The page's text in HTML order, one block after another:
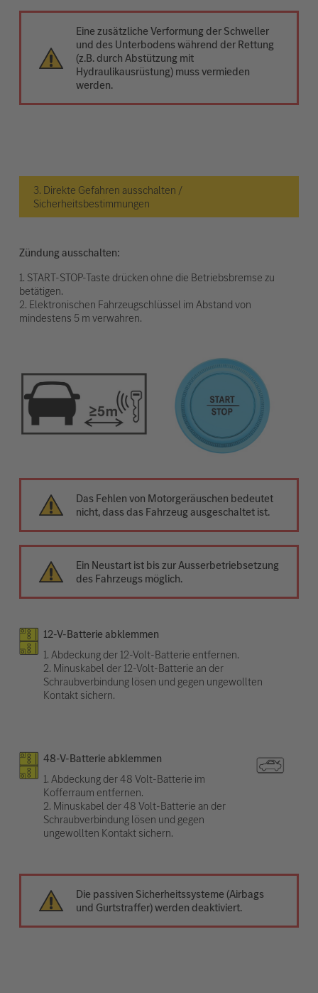
Eine zusätzliche Verformung der Schweller
und des Unterbodens während der Rettung
(z.B. durch Abstützung mit
Hydraulikausrüstung) muss vermieden
werden.
3. Direkte Gefahren ausschalten /
Sicherheitsbestimmungen
Zündung ausschalten:
1. START-STOP-Taste drücken ohne die Betriebsbremse zu
betätigen.
2. Elektronischen Fahrzeugschlüssel im Abstand von
mindestens 5 m verwahren.
Das Fehlen von Motorgeräuschen bedeutet
nicht, dass das Fahrzeug ausgeschaltet ist.
Ein Neustart ist bis zur Ausserbetriebsetzung
des Fahrzeugs möglich.
12-V-Batterie abklemmen
1. Abdeckung der 12-Volt-Batterie entfernen.
2. Minuskabel der 12-Volt-Batterie an der
Schraubverbindung lösen und gegen ungewollten
Kontakt sichern.
48-V-Batterie abklemmen
1. Abdeckung der 48 Volt-Batterie im
Kofferraum entfernen.
2. Minuskabel der 48 Volt-Batterie an der
Schraubverbindung lösen und gegen
ungewollten Kontakt sichern.
Die passiven Sicherheitssysteme (Airbags
und Gurtstraffer) werden deaktiviert.